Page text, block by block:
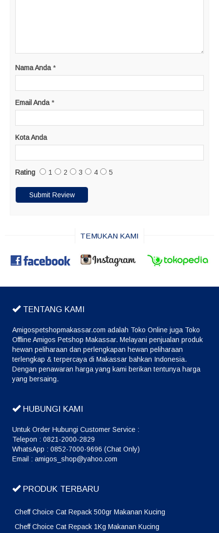
Nama Anda *
Email Anda *
Kota Anda
Rating 1 2 3 4 5
TEMUKAN KAMI
TENTANG KAMI
Amigospetshopmakassar.com adalah Toko Online juga Toko
Offline Amigos Petshop Makassar. Melayani penjualan produk
hewan peliharaan dan perlengkapan hewan peliharaan
terlengkap & terpercaya di Makassar bahkan Indonesia.
Dengan penawaran harga yang kami berikan tentunya harga
yang bersaing.
HUBUNGI KAMI
Untuk Order Hubungi Customer Service :
Telepon : 0821-2000-2829
WhatsApp : 0852-7000-9696 (Chat Only)
Email : amigos_shop@yahoo.com
PRODUK TERBARU
Cheff Choice Cat Repack 500gr Makanan Kucing
Cheff Choice Cat Repack 1Kg Makanan Kucing